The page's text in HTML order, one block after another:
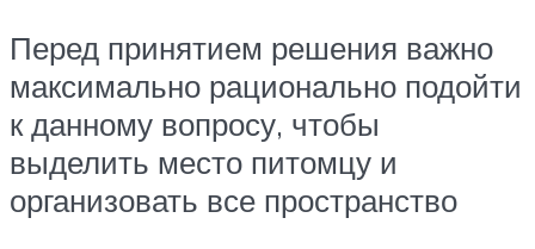
Перед принятием решения важно
максимально рационально подойти
к данному вопросу, чтобы
выделить место питомцу и
организовать все пространство